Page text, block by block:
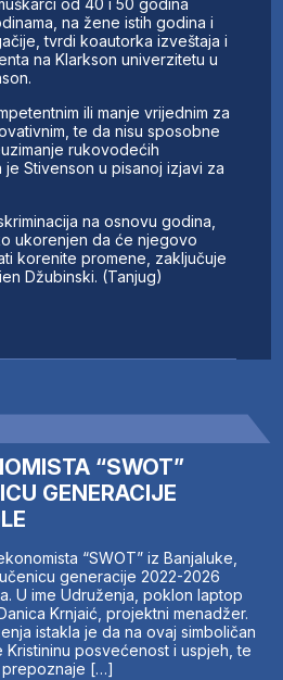
“SWOT”
GENERACIJE
“SWOT” iz Banjaluke,
generacije 2022-2026
U ime Udruženja, poklon laptop
Krnjaić, projektni menadžer.
istakla je da na ovaj simboličan
posvećenost i uspjeh, te
[…]
od 40 i 50 godina
na žene istih godina i
tvrdi koautorka izveštaja i
na Klarkson univerzitetu u
ili manje vrijednim za
te da nisu sposobne
rukovodećih
Stivenson u pisanoj izjavi za
na osnovu godina,
ukorenjen da će njegovo
korenite promene, zaključuje
Džubinski. (Tanjug)